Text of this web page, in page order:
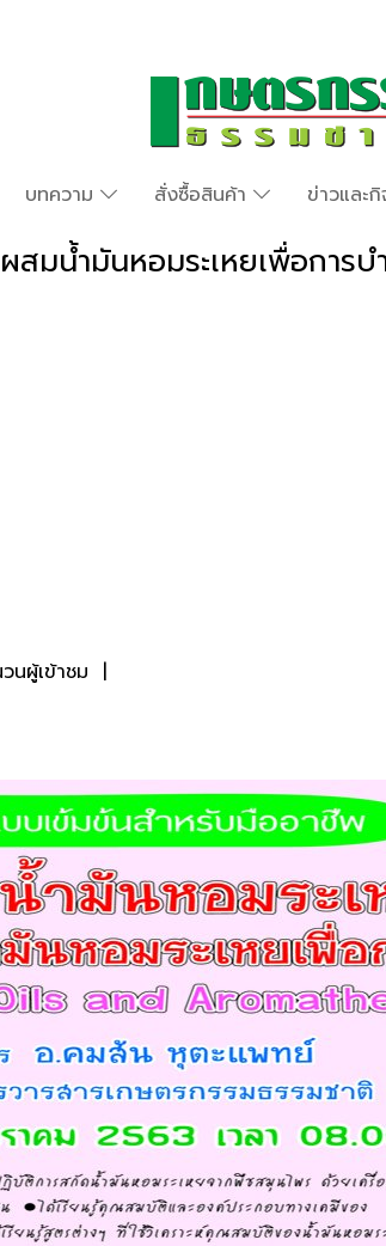
บทความ สั่งซื้อสินค้า ข่าวและ
สมน้ำมันหอมระเหยเพื่อการ
นผู้เข้าชม |